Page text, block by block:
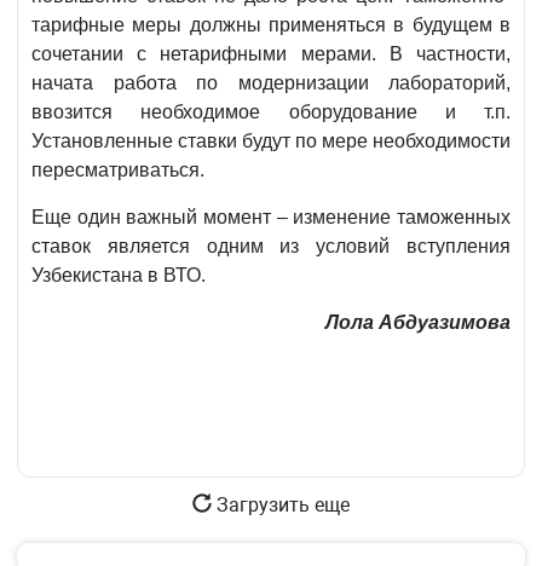
тарифные меры должны применяться в будущем в
сочетании с нетарифными мерами. В частности,
начата работа по модернизации лабораторий,
ввозится необходимое оборудование и т.п.
Установленные ставки будут по мере необходимости
пересматриваться.
Еще один важный момент – изменение таможенных
ставок является одним из условий вступления
Узбекистана в ВТО.
Лола Абдуазимова
Загрузить еще